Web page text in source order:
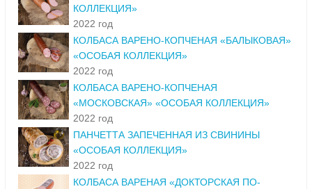
КОЛЛЕКЦИЯ»
2022 год
КОЛБАСА ВАРЕНО-КОПЧЕНАЯ «БАЛЫКОВАЯ»
«ОСОБАЯ КОЛЛЕКЦИЯ»
2022 год
КОЛБАСА ВАРЕНО-КОПЧЕНАЯ
«МОСКОВСКАЯ» «ОСОБАЯ КОЛЛЕКЦИЯ»
2022 год
ПАНЧЕТТА ЗАПЕЧЕННАЯ ИЗ СВИНИНЫ
«ОСОБАЯ КОЛЛЕКЦИЯ»
2022 год
КОЛБАСА ВАРЕНАЯ «ДОКТОРСКАЯ ПО-